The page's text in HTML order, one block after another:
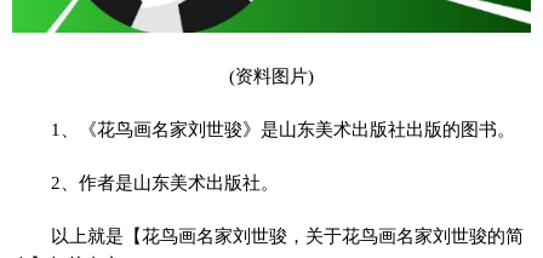
(资料图片)
1、《花鸟画名家刘世骏》是山东美术出版社出版的图书。
2、作者是山东美术出版社。
以上就是【花鸟画名家刘世骏，关于花鸟画名家刘世骏的简